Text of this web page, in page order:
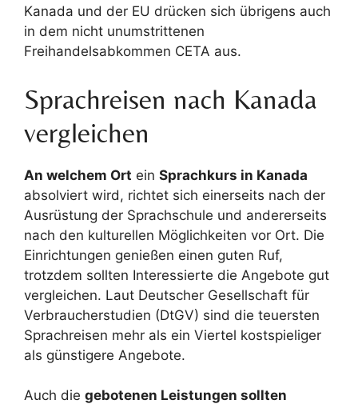
Kanada und der EU drücken sich übrigens auch
in dem nicht unumstrittenen
Freihandelsabkommen CETA aus.
Sprachreisen nach Kanada
vergleichen
An welchem Ort ein Sprachkurs in Kanada
absolviert wird, richtet sich einerseits nach der
Ausrüstung der Sprachschule und andererseits
nach den kulturellen Möglichkeiten vor Ort. Die
Einrichtungen genießen einen guten Ruf,
trotzdem sollten Interessierte die Angebote gut
vergleichen. Laut Deutscher Gesellschaft für
Verbraucherstudien (DtGV) sind die teuersten
Sprachreisen mehr als ein Viertel kostspieliger
als günstigere Angebote.
Auch die gebotenen Leistungen sollten